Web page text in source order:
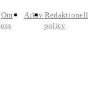
Om
oss
Arkiv Redaktionell
policy